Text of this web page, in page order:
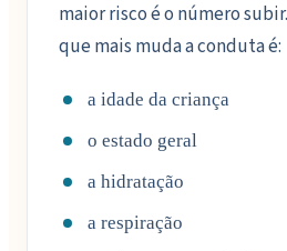
maior risco é o número
que mais muda a conduta é:
a idade da criança
o estado geral
a hidratação
a respiração